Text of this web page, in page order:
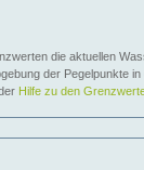
die aktuellen
der Pegelpunkte
Hilfe zu den